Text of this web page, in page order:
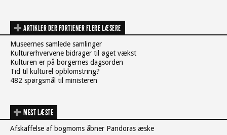
ARTIKLER DER FORTJENER FLERE LÆSERE
Museernes samlede samlinger
Kulturerhvervene bidrager til øget vækst
Kulturen er på borgernes dagsorden
Tid til kulturel opblomstring?
482 spørgsmål til ministeren
MEST LÆSTE
Afskaffelse af bogmoms åbner Pandoras æske